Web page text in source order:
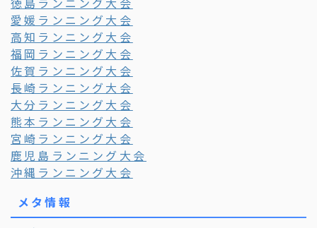
愛媛ランニング大会
高知ランニング大会
福岡ランニング大会
佐賀ランニング大会
長崎ランニング大会
大分ランニング大会
熊本ランニング大会
宮崎ランニング大会
鹿児島ランニング大会
沖縄ランニング大会
メタ情報